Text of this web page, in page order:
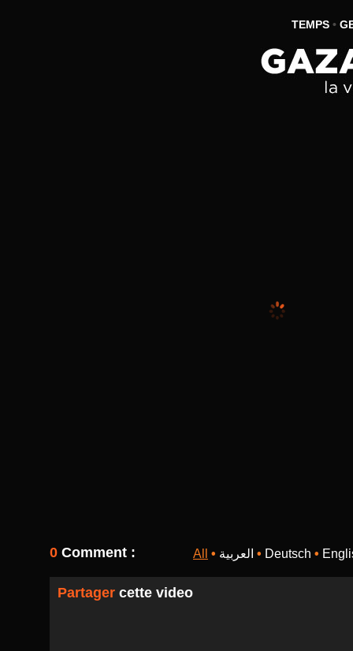
TEMPS •
0 Comment : All • العربية • Deutsch •
Partager cette video